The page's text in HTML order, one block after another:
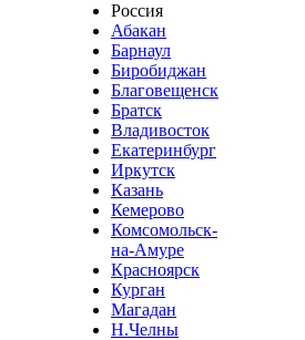
Россия
Абакан
Барнаул
Биробиджан
Благовещенск
Братск
Владивосток
Екатеринбург
Иркутск
Казань
Кемерово
Комсомольск-
на-Амуре
Красноярск
Курган
Магадан
Н.Челны